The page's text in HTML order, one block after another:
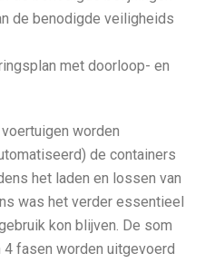
de benodigde veiligheids
met doorloop- en
worden
de containers
het laden en lossen van
was het verder essentieel
kon blijven. De som
fasen worden uitgevoerd